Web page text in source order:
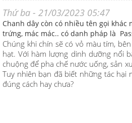
Thứ ba - 21/03/2023 05:47
Chanh dây còn có nhiều tên gọi khác
trứng, mác mác.. có danh pháp là
Chúng khi chín sẽ có vỏ màu tím,
hạt. Với hàm lượng dinh dưỡng nổi
chuộng để pha chế nước uống, sản
Tuy nhiên bạn đã biết những tác hại
đúng cách hay chưa?